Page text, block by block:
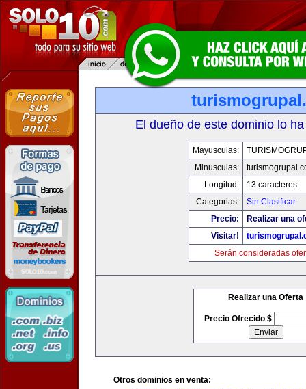
El dueño de este dominio lo
Mayusculas:
Minusculas:
Longitud:
13 caracteres
Categorias:
Sin Clasificar
Precio:
Realizar una
Visitar!
Serán consideradas
Realizar una Oferta
Precio Ofrecido $
Otros dominios en venta: